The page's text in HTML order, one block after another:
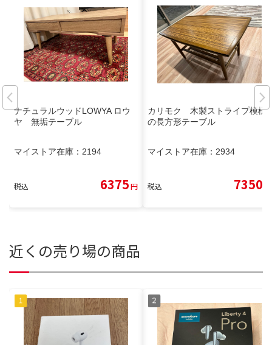
ナチュラルウッドLOWYA ロウ
ヤ 無垢テーブル
マイストア在庫： 2194
税込 6375円
カリモク 木製ストライプ模様
の長方形テーブル
マイストア在庫： 2934
税込 7350
近くの売り場の商品